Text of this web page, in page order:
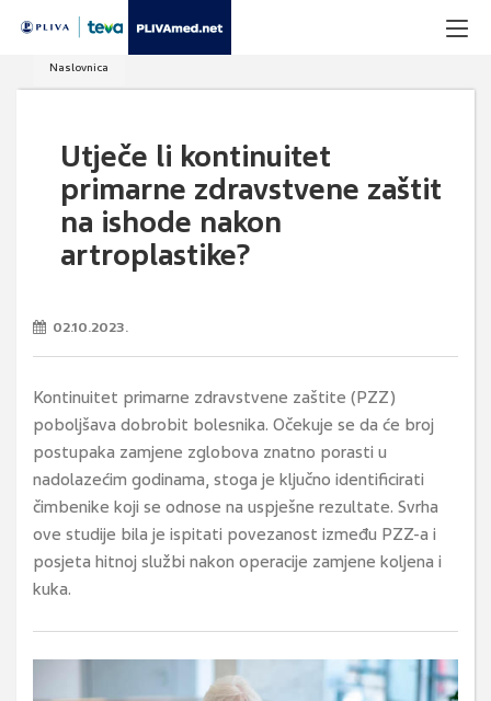
Naslovnica
Utječe li kontinuitet
primarne zdravstvene zaštit
na ishode nakon
artroplastike?
02.10.2023.
Kontinuitet primarne zdravstvene zaštite (PZZ)
poboljšava dobrobit bolesnika. Očekuje se da će broj
postupaka zamjene zglobova znatno porasti u
nadolazećim godinama, stoga je ključno identificirati
čimbenike koji se odnose na uspješne rezultate. Svrha
ove studije bila je ispitati povezanost između PZZ-a i
posjeta hitnoj službi nakon operacije zamjene koljena i
kuka.